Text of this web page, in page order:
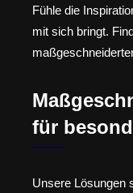
Fühle die
mit sich bringt.
für
Unsere Lösungen